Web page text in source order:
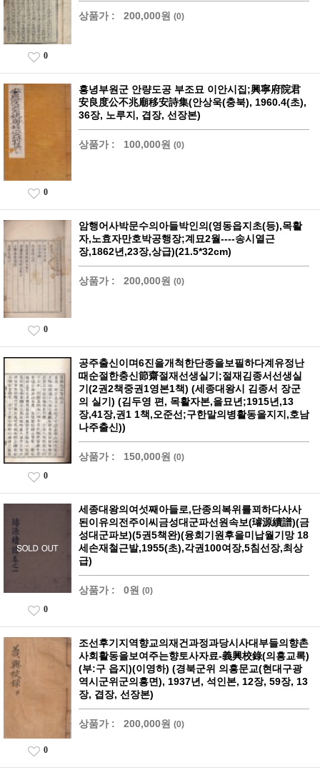
상품가 : 200,000원 (0)
0
흥녕부원군 안량도공 부조묘 이안시집;興寧府院君
安良度公不兆廟移安詩集(안상욱(충북), 1960.4(초),
36장, 노루지, 겹장, 선장본)
상품가 : 100,000원 (0)
0
암행어사박문수의아들박인의(영동읍지초(등),목활
자,노효자만호박공행장;계묘2월----송시열근
장,1862년,23장,상급)(21.5*32cm)
상품가 : 200,000원 (0)
0
공주출신이며6진을개척한단종을보필하다계유정난
때순절한충신節齋절재선생실기;절재김종서선생실
기(2권2책중권1영본1책) (세종대왕시 김종서 장군
의 실기) (김두영 편, 목활자본,을묘년;1915년,13
장,41장,권1 1책,오준선;구한말의병활동을지지,호남
나주출신))
상품가 : 150,000원 (0)
0
세종대왕의여섯째아들로,단종의복위를꾀하다사사
된이유의전주이씨금성대군파선원속보(璿源續譜)(금
성대군파보)(5권5책완)(융희기원후을미납월기망 18
세손재철근발,1955(초),각권100여장,5침선장,최상
급)
상품가 : 0원 (0)
0
조선후기지역향교의재건과정과당시사대부들의향촌
사회활동을보여주는향토사자료-義興校錄(의흥교록)
(부:구 읍지)(이영하) (경북군위 의흥문교(현대구광
역시군위군의흥면), 1937년, 석인본, 12장, 59장, 13
장, 겹장, 선장본)
상품가 : 200,000원 (0)
0